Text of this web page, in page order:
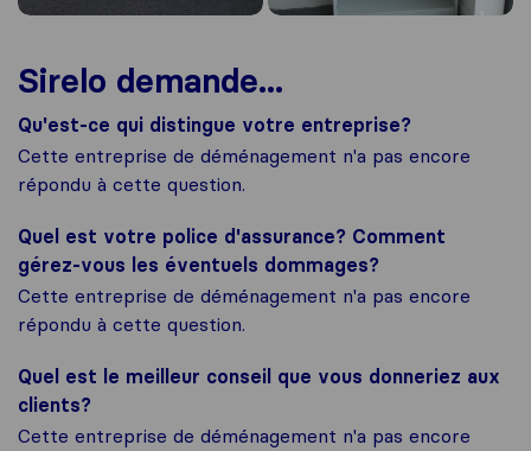
Sirelo demande...
Qu'est-ce qui distingue votre entreprise?
Cette entreprise de déménagement n'a pas encore
répondu à cette question.
Quel est votre police d'assurance? Comment
gérez-vous les éventuels dommages?
Cette entreprise de déménagement n'a pas encore
répondu à cette question.
Quel est le meilleur conseil que vous donneriez aux
clients?
Cette entreprise de déménagement n'a pas encore